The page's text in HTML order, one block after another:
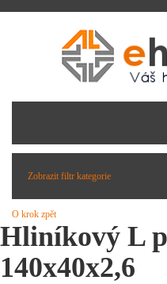
Zobrazit filtr kategorie
O krok zpět
Hliníkový L
140x40x2,6